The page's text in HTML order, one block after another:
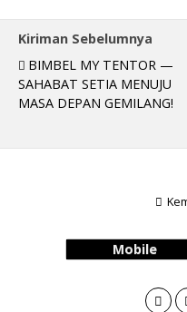
Kiriman Sebelumnya
BIMBEL MY TENTOR —
SAHABAT SETIA MENUJU
MASA DEPAN GEMILANG!
Mobile